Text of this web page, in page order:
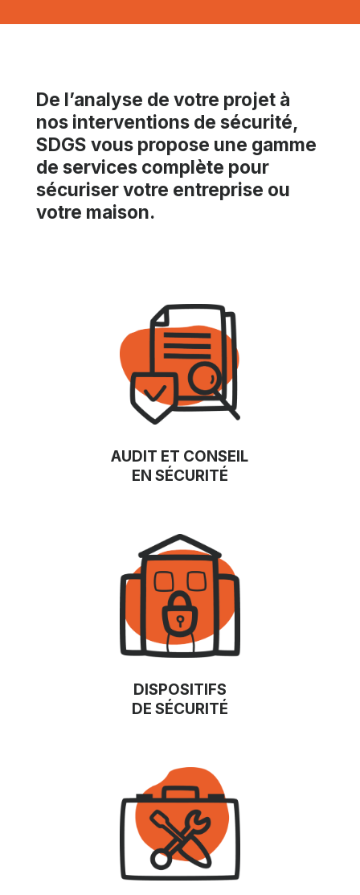
De l’analyse de votre projet à
nos interventions de sécurité,
SDGS vous propose une gamme
de services complète pour
sécuriser votre entreprise ou
votre maison.
AUDIT ET CONSEIL
EN SÉCURITÉ
DISPOSITIFS
DE SÉCURITÉ